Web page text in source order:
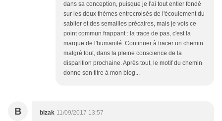
dans sa conception, puisque je l'ai tout entier fondé
sur les deux thèmes entrecroisés de l'écoulement du
sablier et des semailles précaires, mais je vois ce
point commun frappant : la trace de pas, c'est la
marque de l'humanité. Continuer à tracer un chemin
malgré tout, dans la pleine conscience de la
disparition prochaine. Après tout, le motif du chemin
donne son titre à mon blog...
B bizak 11/09/2017 13:57